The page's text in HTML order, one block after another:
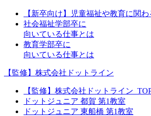
【新卒向け】児童福祉や教育に関
社会福祉学部卒に
向いている仕事とは
教育学部卒に
向いている仕事とは
【監修】株式会社ドットライン
【監修】株式会社ドットライン
ドットジュニア 都賀 第1教室
ドットジュニア 東船橋 第1教室